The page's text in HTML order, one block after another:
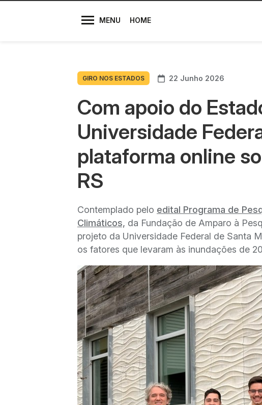
MENU HOME
Diretores
GIRO NOS ESTADOS 22 Junho 2026
Com apoio do
Universidade
plataforma online
RS
Contemplado pelo edital Programa de
Climáticos, da Fundação de Amparo à
projeto da Universidade Federal de Santa
os fatores que levaram às inundações de